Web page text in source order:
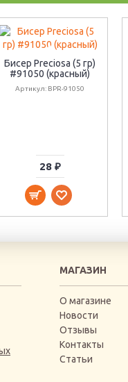
Бисер Preciosa (5 гр)
#91050 (красный)
Артикул: BPR-91050
28 ₽
МАГАЗИН
О магазине
Новости
Отзывы
Контакты
Статьи